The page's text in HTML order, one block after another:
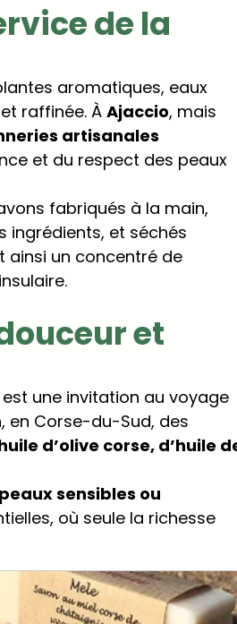
de la
aromatiques, eaux
raffinée. À Ajaccio, mais
artisanales
et du respect des peaux
fabriqués à la main,
ingrédients, et séchés
ainsi un concentré de
et
une invitation au voyage
en Corse-du-Sud, des
d’olive corse, d’huile
peaux sensibles ou
où seule la richesse